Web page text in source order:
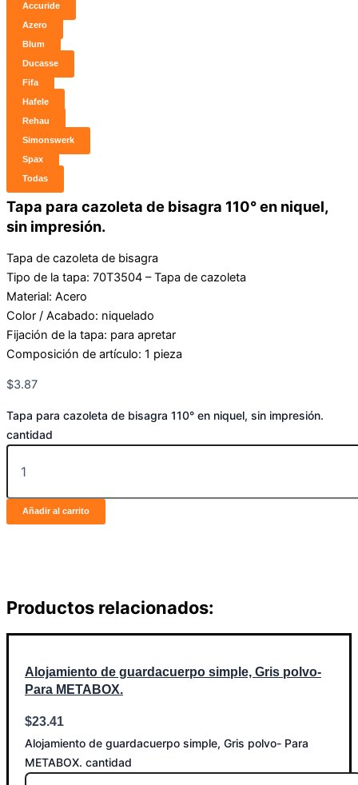
Accuride
Azero
Blum
Ducasse
Fifa
Hafele
Rehau
Simonswerk
Spax
Todas
Tapa para cazoleta de bisagra 110° en niquel,
sin impresión.
Tapa de cazoleta de bisagra
Tipo de la tapa: 70T3504 – Tapa de cazoleta
Material: Acero
Color / Acabado: niquelado
Fijación de la tapa: para apretar
Composición de artículo: 1 pieza
$3.87
Tapa para cazoleta de bisagra 110° en niquel, sin impresión.
cantidad
Añadir al carrito
Productos relacionados:
Alojamiento de guardacuerpo simple, Gris polvo-
Para METABOX.
$23.41
Alojamiento de guardacuerpo simple, Gris polvo- Para
METABOX. cantidad